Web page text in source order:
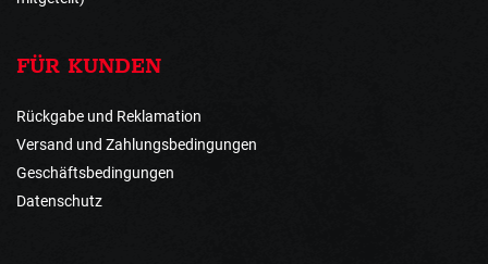
FÜR KUNDEN
Rückgabe und Reklamation
Versand und Zahlungsbedingungen
Geschäftsbedingungen
Datenschutz